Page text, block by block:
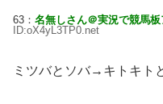
63： 名無しさん＠実況で競馬板
ID:oX4yL3TP0.net
ミツバとソバ→キトキト